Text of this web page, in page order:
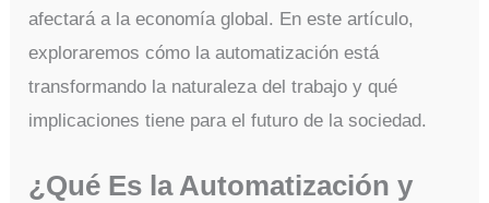
afectará a la economía global. En este artículo,
exploraremos cómo la automatización está
transformando la naturaleza del trabajo y qué
implicaciones tiene para el futuro de la sociedad.
¿Qué Es la Automatización y